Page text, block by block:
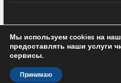
Новости Грузии | Black Sea Press
Design & development —
Мы используем cookies на
предоставлять наши услуги
сервисы.
Принимаю